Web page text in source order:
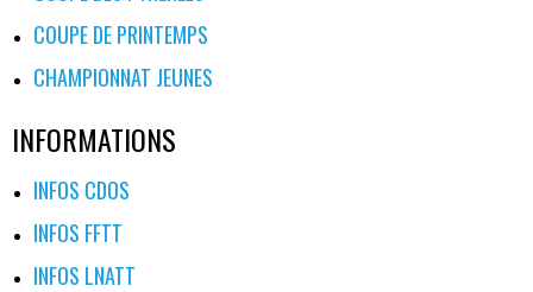
COUPE DE PRINTEMPS
CHAMPIONNAT JEUNES
INFORMATIONS
INFOS CDOS
INFOS FFTT
INFOS LNATT